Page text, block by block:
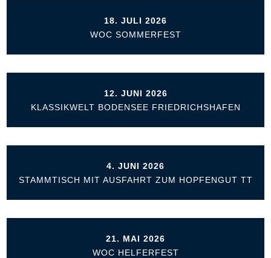
18. JULI 2026
WOC SOMMERFEST
12. JUNI 2026
KLASSIKWELT BODENSEE FRIEDRICHSHAFEN
4. JUNI 2026
STAMMTISCH MIT AUSFAHRT ZUM HOPFENGUT TT
21. MAI 2026
WOC HELFERFEST